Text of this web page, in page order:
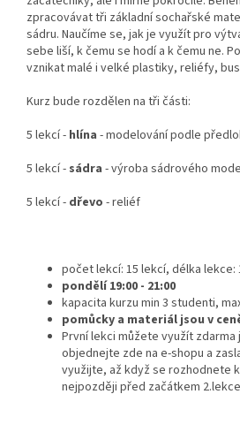
zpracovávat tři základní sochařské
sádru. Naučíme se, jak je využít pro
sebe liší, k čemu se hodí a k čemu ne.
vznikat malé i velké plastiky, reliéfy,
Kurz bude rozdělen na tři části:
5 lekcí - hlína - modelování podle
5 lekcí - sádra - výroba sádrového
5 lekcí - dřevo - reliéf
počet lekcí: 15 lekcí, délka lekce:
pondělí 19:00 - 21:00
kapacita kurzu min 3 studenti,
pomůcky a materiál jsou v
První lekci můžete využít zdarma
objednejte zde na e-shopu a
využijte, až když se rozhodnete
nejpozději před začátkem